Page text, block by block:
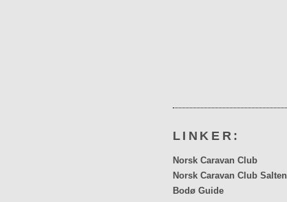
LINKER:
Norsk Caravan Club
Norsk Caravan Club Salten
Bodø Guide